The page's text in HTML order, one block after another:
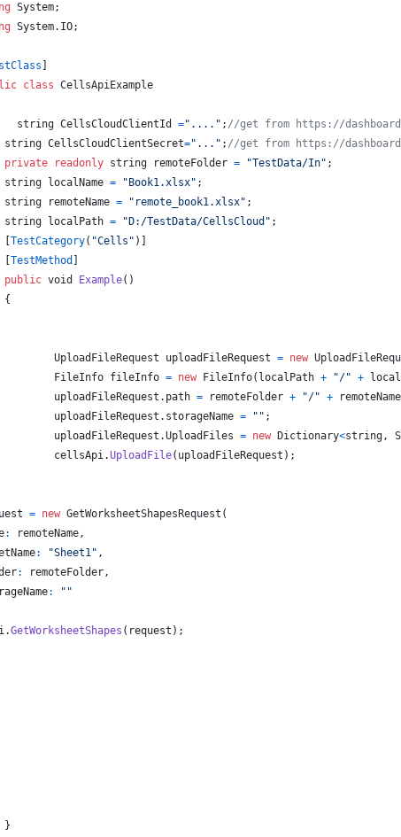
System;
System. IO;
class CellsApiExample
string CellsCloudClientId ="...." ; //get from https://
string CellsCloudClientSecret="..." ; //get from https://
private
readonly string remoteFolder = "TestData/In" ;
string
localName = "Book1.xlsx" ;
string
remoteName = "remote_book1.xlsx" ;
string
localPath = "D:/TestData/CellsCloud" ;
TestCategory( "Cells" )
TestMethod
public void Example( )
{
UploadFileRequest uploadFileRequest = new
FileInfo
fileInfo = new FileInfo( localPath + "/" +
uploadFileRequest . path = remoteFolder + "/" + remoteName
uploadFileRequest . storageName = "" ;
uploadFileRequest .UploadFiles = new Dictionary<string,
cellsApi.UploadFile( uploadFileRequest ) ;
= new GetWorksheetShapesRequest (
: remoteName,
: "Sheet1" ,
: remoteFolder,
:
""
.GetWorksheetShapes ( request ) ;
}